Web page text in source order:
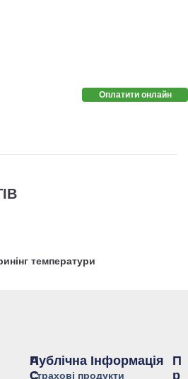
температури
Оплатити онлайн
Публічна Інформація
Страхові продукти
А
С
П
Р